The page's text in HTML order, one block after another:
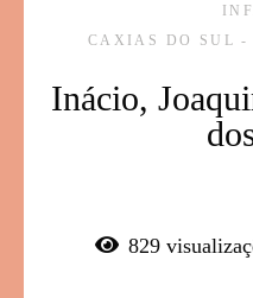
CAXIAS DO SUL -
Inácio,
829